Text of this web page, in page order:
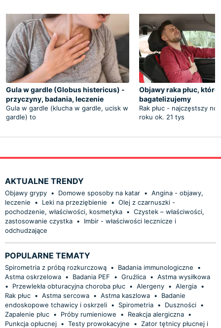
Gula w gardle (Globus histericus) -
przyczyny, badania, leczenie
Gula w gardle (klucha w gardle, ucisk w
gardle) to
Objawy raka płuc,
bagatelizujemy
Rak płuc - najczęstszy
roku ok. 21 tys
AKTUALNE TRENDY
Objawy grypy • Domowe sposoby na katar • Angina - objawy,
leczenie
• Leki na przeziębienie • Olej z czarnuszki -
pochodzenie, właściwości, kosmetyka • Czystek – właściwości,
zastosowanie czystka •
Imbir - właściwości lecznicze i
odchudzające
POPULARNE TEMATY
Spirometria z próbą rozkurczową • Badania immunologiczne
•
Astma oskrzelowa • Badania PEF • Gruźlica • Astma wysiłkowa
•
Przewlekła obturacyjna choroba płuc • Alergeny • Alergia •
Rak płuc • Astma sercowa • Astma kaszlowa •
Badanie
endoskopowe tchawicy i oskrzeli • Spirometria • Duszności •
Zapalenie płuc • Próby rumieniowe • Reakcja alergiczna •
Punkcja opłucnej • Testy prowokacyjne • Zator tętnicy płucnej i